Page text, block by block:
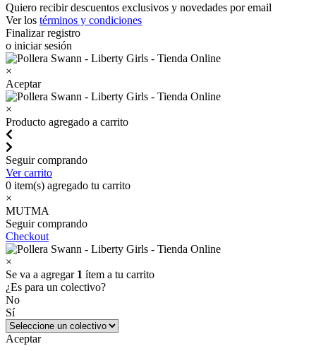
Quiero recibir descuentos exclusivos y novedades por email
Ver los términos y condiciones
Finalizar registro
o iniciar sesión
×
Aceptar
×
Producto agregado a carrito
Seguir comprando
Ver carrito
0 item(s) agregado tu carrito
×
MUTMA
Seguir comprando
Checkout
×
Se va a agregar 1 ítem a tu carrito
¿Es para un colectivo?
No
Sí
Aceptar